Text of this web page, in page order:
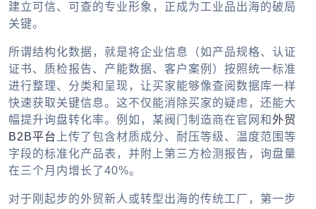
建立可信、可查的专业形象，正成为工业品出海的破局
关键。
所谓结构化数据，就是将企业信息（如产品规格、认证
证书、质检报告、产能数据、客户案例）按照统一标准
进行整理、分类和呈现，让买家能够像查阅数据库一样
快速获取关键信息。这不仅能消除买家的疑虑，还能大
幅提升询盘转化率。例如，某阀门制造商在官网和外贸
B2B平台上传了包含材质成分、耐压等级、温度范围等
字段的标准化产品表，并附上第三方检测报告，询盘量
在三个月内增长了40%。
对于刚起步的外贸新人或转型出海的传统工厂，第一步